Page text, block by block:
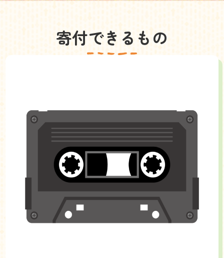
寄付できるもの